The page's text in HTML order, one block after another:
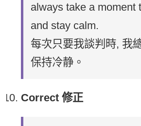
always take a moment
and stay calm.
每次只要我談判時, 我
保持冷静。
Correct 修正